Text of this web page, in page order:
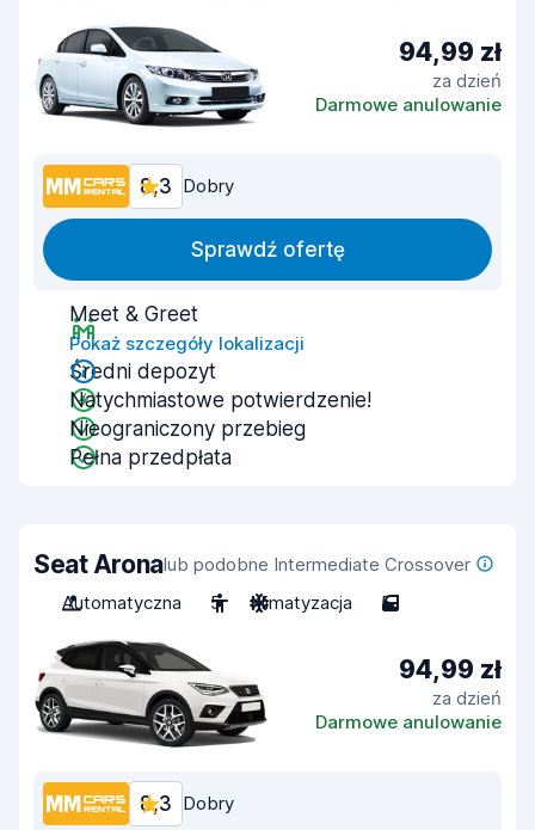
94,99 zł
za dzień
Darmowe anulowanie
8,3 Dobry
Sprawdź ofertę
Meet & Greet
Pokaż szczegóły lokalizacji
Średni depozyt
Natychmiastowe potwierdzenie!
Nieograniczony przebieg
Pełna przedpłata
Seat Aronalub podobne Intermediate Crossover
Automatyczna
5 Klimatyzacja 5
94,99 zł
za dzień
Darmowe anulowanie
8,3 Dobry